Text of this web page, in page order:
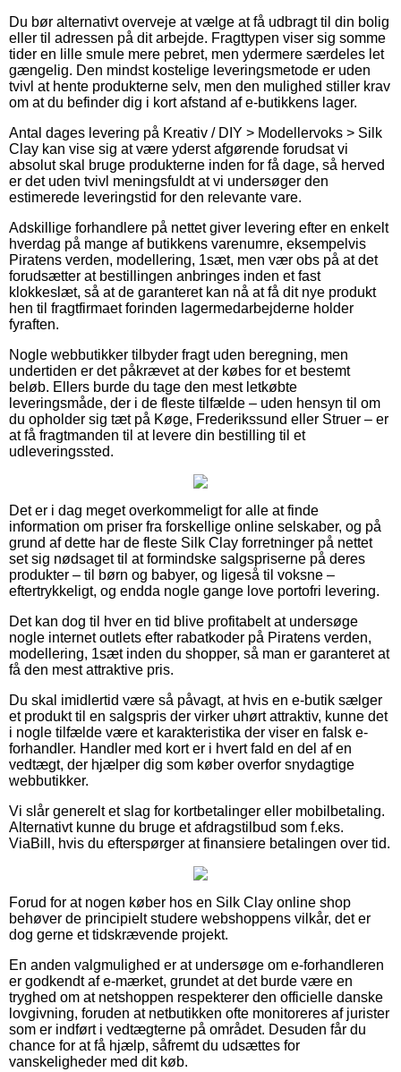
Du bør alternativt overveje at vælge at få udbragt til din bolig
eller til adressen på dit arbejde. Fragttypen viser sig somme
tider en lille smule mere pebret, men ydermere særdeles let
gængelig. Den mindst kostelige leveringsmetode er uden
tvivl at hente produkterne selv, men den mulighed stiller krav
om at du befinder dig i kort afstand af e-butikkens lager.
Antal dages levering på Kreativ / DIY > Modellervoks > Silk
Clay kan vise sig at være yderst afgørende forudsat vi
absolut skal bruge produkterne inden for få dage, så herved
er det uden tvivl meningsfuldt at vi undersøger den
estimerede leveringstid for den relevante vare.
Adskillige forhandlere på nettet giver levering efter en enkelt
hverdag på mange af butikkens varenumre, eksempelvis
Piratens verden, modellering, 1sæt, men vær obs på at det
forudsætter at bestillingen anbringes inden et fast
klokkeslæt, så at de garanteret kan nå at få dit nye produkt
hen til fragtfirmaet forinden lagermedarbejderne holder
fyraften.
Nogle webbutikker tilbyder fragt uden beregning, men
undertiden er det påkrævet at der købes for et bestemt
beløb. Ellers burde du tage den mest letkøbte
leveringsmåde, der i de fleste tilfælde – uden hensyn til om
du opholder sig tæt på Køge, Frederikssund eller Struer – er
at få fragtmanden til at levere din bestilling til et
udleveringssted.
Det er i dag meget overkommeligt for alle at finde
information om priser fra forskellige online selskaber, og på
grund af dette har de fleste Silk Clay forretninger på nettet
set sig nødsaget til at formindske salgspriserne på deres
produkter – til børn og babyer, og ligeså til voksne –
eftertrykkeligt, og endda nogle gange love portofri levering.
Det kan dog til hver en tid blive profitabelt at undersøge
nogle internet outlets efter rabatkoder på Piratens verden,
modellering, 1sæt inden du shopper, så man er garanteret at
få den mest attraktive pris.
Du skal imidlertid være så påvagt, at hvis en e-butik sælger
et produkt til en salgspris der virker uhørt attraktiv, kunne det
i nogle tilfælde være et karakteristika der viser en falsk e-
forhandler. Handler med kort er i hvert fald en del af en
vedtægt, der hjælper dig som køber overfor snydagtige
webbutikker.
Vi slår generelt et slag for kortbetalinger eller mobilbetaling.
Alternativt kunne du bruge et afdragstilbud som f.eks.
ViaBill, hvis du efterspørger at finansiere betalingen over tid.
Forud for at nogen køber hos en Silk Clay online shop
behøver de principielt studere webshoppens vilkår, det er
dog gerne et tidskrævende projekt.
En anden valgmulighed er at undersøge om e-forhandleren
er godkendt af e-mærket, grundet at det burde være en
tryghed om at netshoppen respekterer den officielle danske
lovgivning, foruden at netbutikken ofte monitoreres af jurister
som er indført i vedtægterne på området. Desuden får du
chance for at få hjælp, såfremt du udsættes for
vanskeligheder med dit køb.